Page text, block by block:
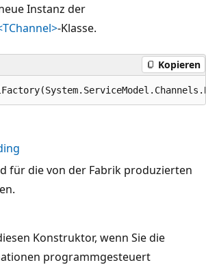
Instanz der
-Klasse.
Kopieren
für die von der Fabrik produzierten
Konstruktor, wenn Sie die
programmgesteuert